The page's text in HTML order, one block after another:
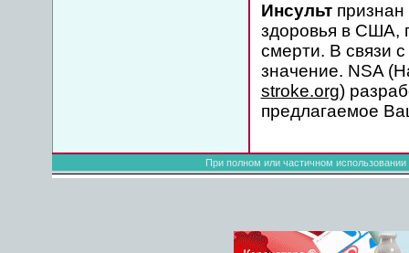
Инсульт
здоровья в США,
смерти. В связи
значение. NSA
stroke.org)
предлагаемое
При полном или частичном